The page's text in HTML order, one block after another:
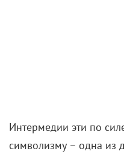
Интермедии эти по
символизму – одна из